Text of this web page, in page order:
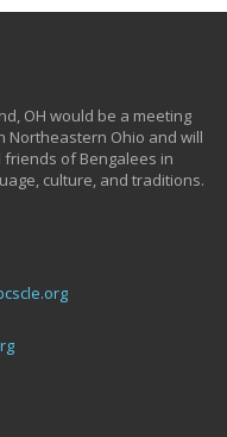
OH would be a meeting
Northeastern Ohio and will
of Bengalees in
culture, and traditions.